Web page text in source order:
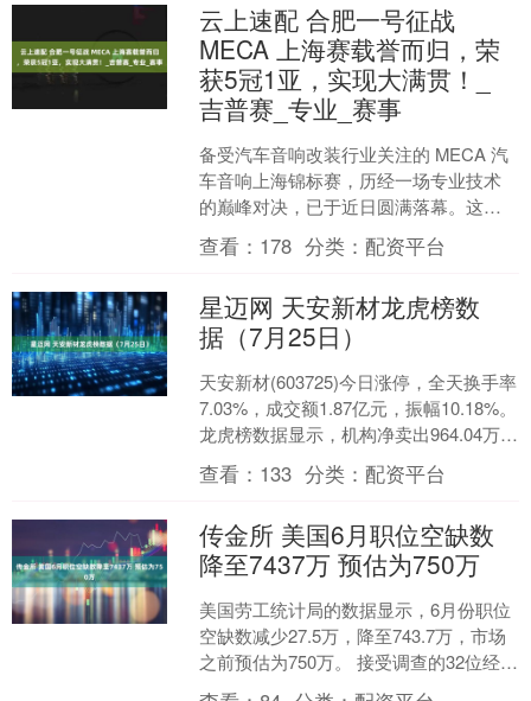
云上速配 合肥一号征战
MECA 上海赛载誉而归，荣
获5冠1亚，实现大满贯！_
吉普赛_专业_赛事
备受汽车音响改装行业关注的 MECA 汽
车音响上海锦标赛，历经一场专业技术
的巅峰对决，已于近日圆满落幕。这场
汇聚华东地区顶尖改装店家与资深发烧
友的盛会，不仅上演....
查看： 178 分类：配资平台
星迈网 天安新材龙虎榜数
据（7月25日）
天安新材(603725)今日涨停，全天换手率
7.03%，成交额1.87亿元，振幅10.18%。
龙虎榜数据显示，机构净卖出964.04万
元，营业部席位合计净买入2....
查看： 133 分类：配资平台
传金所 美国6月职位空缺数
降至7437万 预估为750万
美国劳工统计局的数据显示，6月份职位
空缺数减少27.5万，降至743.7万，市场
之前预估为750万。 接受调查的32位经济
学家的预测区间为725万至780万。 ....